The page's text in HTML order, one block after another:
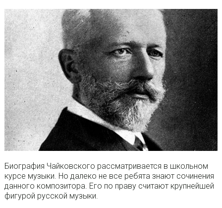
Биография Чайковского рассматривается в школьном
курсе музыки. Но далеко не все ребята знают сочинения
данного композитора. Его по праву считают крупнейшей
фигурой русской музыки.